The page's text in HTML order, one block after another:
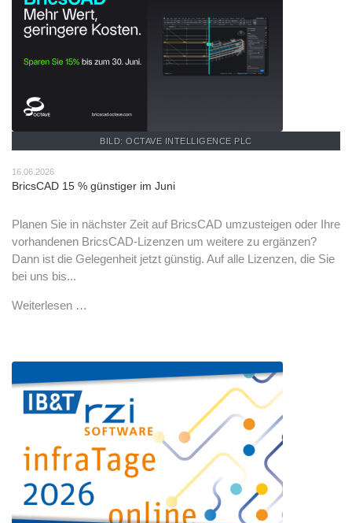
BILD: OCTAVE INTELLIGENCE PLC
16.06.2026
BricsCAD 15 % günstiger im Juni
Planen Sie in nächster Zeit auf BricsCAD umzusteigen oder Ihre
vorhandenen BricsCAD-Lizenzen um weitere zu ergänzen?
Dann ist die Gelegenheit jetzt günstig. Auf alle Lizenzen, die Sie
bei uns bis...
Weiterlesen …